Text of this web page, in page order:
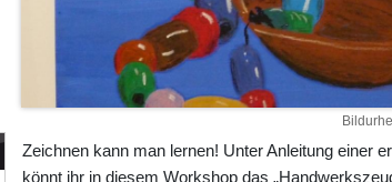
Zeichnen kann man lernen! Unter Anleitung einer
könnt ihr in diesem Workshop das